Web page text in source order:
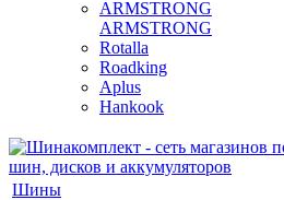
ARMSTRONG
Rotalla
Roadking
Aplus
Hankook
Шины